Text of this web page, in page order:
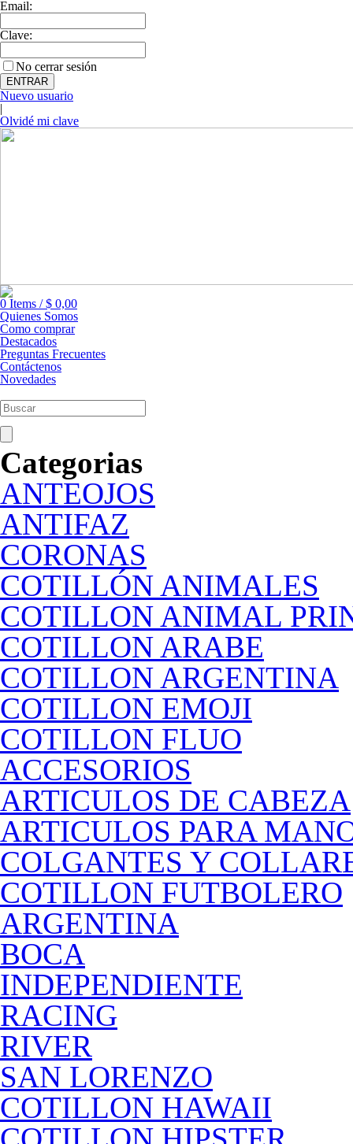
Email:
Clave:
No cerrar sesión
Nuevo usuario
|
Olvidé mi clave
0 Items / $ 0,00
Quienes Somos
Como comprar
Destacados
Preguntas Frecuentes
Contáctenos
Novedades
Categorias
ANTEOJOS
ANTIFAZ
CORONAS
COTILLÓN ANIMALES
COTILLON ANIMAL
COTILLON ARABE
COTILLON ARGENTINA
COTILLON EMOJI
COTILLON FLUO
ACCESORIOS
ARTICULOS DE CABEZA
ARTICULOS PARA
COLGANTES Y
COTILLON FUTBOLERO
ARGENTINA
BOCA
INDEPENDIENTE
RACING
RIVER
SAN LORENZO
COTILLON HAWAII